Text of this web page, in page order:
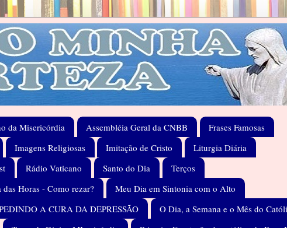
da Misericórdia Assembléia Geral da CNBB
Frases Famosas
Imagens Religiosas Imitação de Cristo
Liturgia Diária
Rádio Vaticano Santo do Dia
Terços
Horas - Como rezar?
Meu Dia em Sintonia com o Alto
A CURA DA DEPRESSÃO
O Dia, a Semana e o Mês do